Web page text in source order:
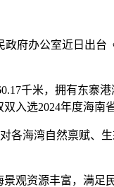
政府办公室近日出
千米，拥有东寨
入选2024年度海南
海湾自然禀赋、生
资源丰富，满足